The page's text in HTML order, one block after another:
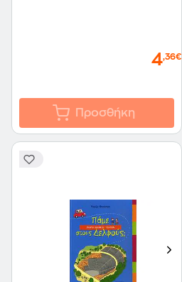
4,36€
Προσθήκη